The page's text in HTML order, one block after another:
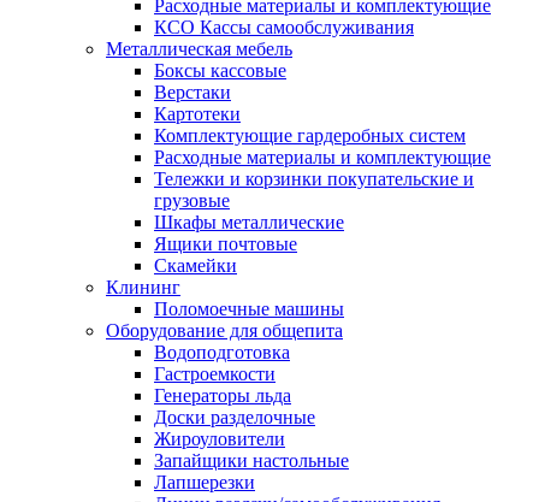
Расходные материалы и комплектующие
КСО Кассы самообслуживания
Металлическая мебель
Боксы кассовые
Верстаки
Картотеки
Комплектующие гардеробных систем
Расходные материалы и комплектующие
Тележки и корзинки покупательские и
грузовые
Шкафы металлические
Ящики почтовые
Скамейки
Клининг
Поломоечные машины
Оборудование для общепита
Водоподготовка
Гастроемкости
Генераторы льда
Доски разделочные
Жироуловители
Запайщики настольные
Лапшерезки